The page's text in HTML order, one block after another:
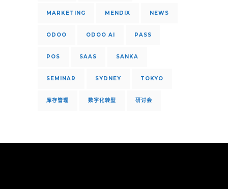
MARKETING MENDIX NEWS
ODOO ODOO AI PASS
POS SAAS SANKA
SEMINAR SYDNEY TOKYO
库存管理 数字化转型 研讨会